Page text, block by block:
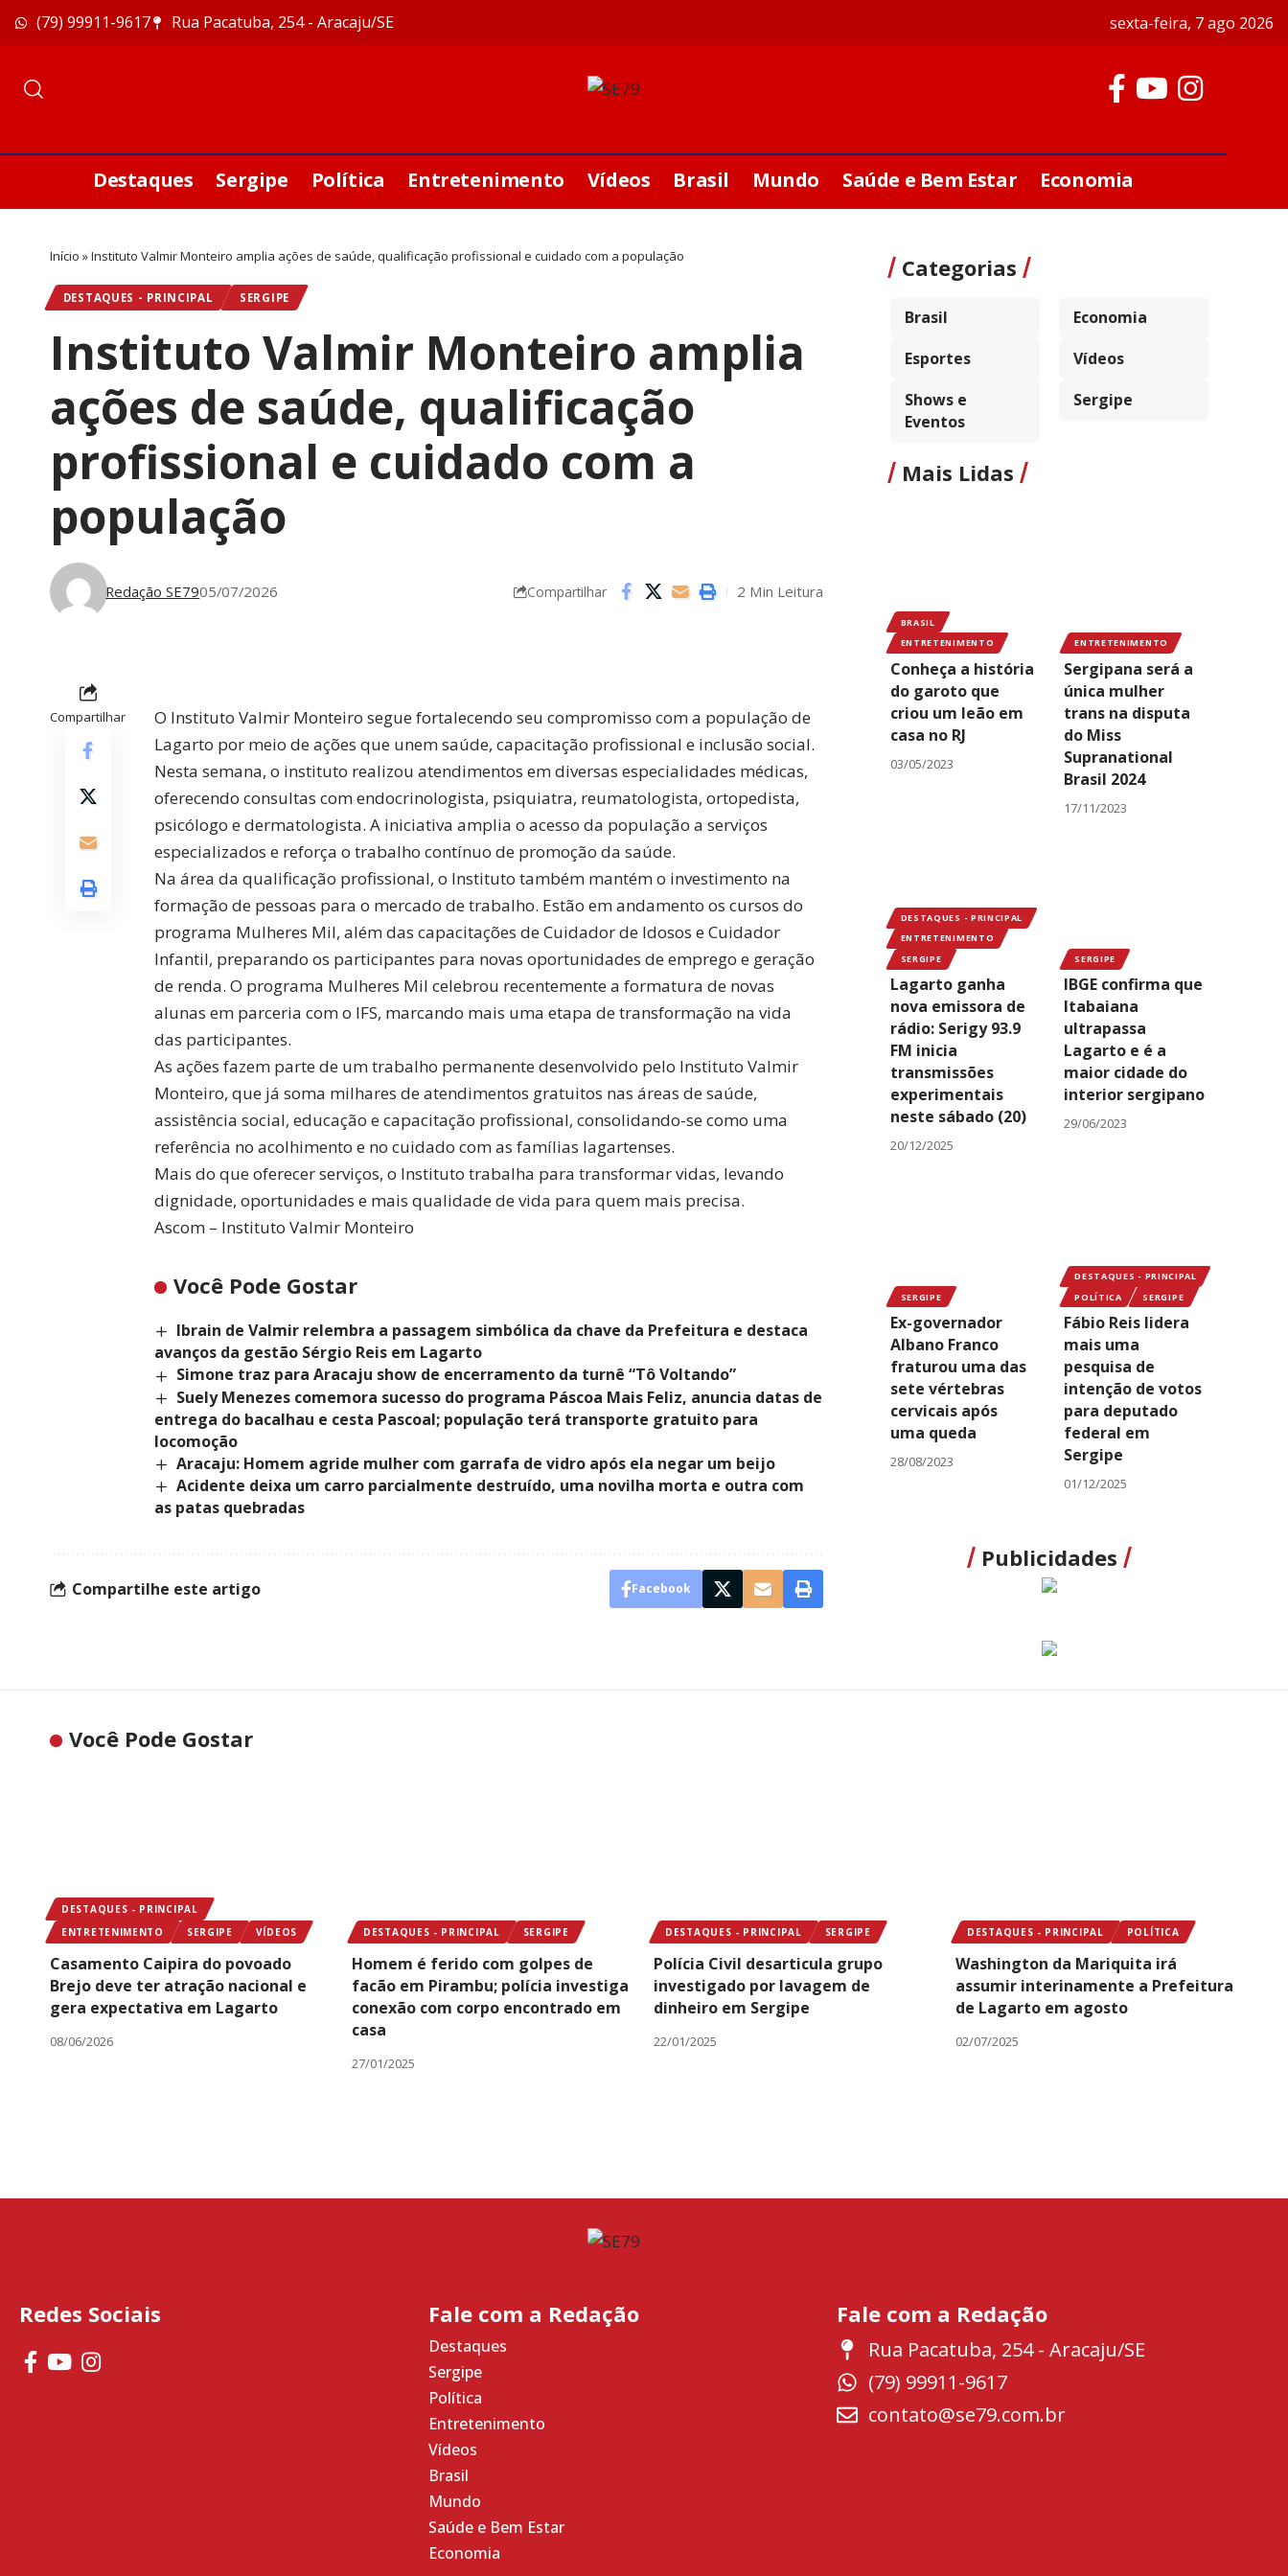
(79) 99911-9617 Rua Pacatuba, 254 - Aracaju/SE sexta-feira, 7 ago 2026
Destaques Sergipe Política Entretenimento Vídeos Brasil Mundo Saúde e Bem Estar Economia
Início »Instituto Valmir Monteiro amplia ações de saúde, qualificação profissional e cuidado com a população
DESTAQUES - PRINCIPAL SERGIPE
Instituto Valmir Monteiro amplia
ações de saúde, qualificação
profissional e cuidado com a
população
Redação SE7905/07/2026 Compartilhar 2 Min Leitura
Compartilhar
O Instituto Valmir Monteiro segue fortalecendo seu compromisso com a população de
Lagarto por meio de ações que unem saúde, capacitação profissional e inclusão social.
Nesta semana, o instituto realizou atendimentos em diversas especialidades médicas,
oferecendo consultas com endocrinologista, psiquiatra, reumatologista, ortopedista,
psicólogo e dermatologista. A iniciativa amplia o acesso da população a serviços
especializados e reforça o trabalho contínuo de promoção da saúde.
Na área da qualificação profissional, o Instituto também mantém o investimento na
formação de pessoas para o mercado de trabalho. Estão em andamento os cursos do
programa Mulheres Mil, além das capacitações de Cuidador de Idosos e Cuidador
Infantil, preparando os participantes para novas oportunidades de emprego e geração
de renda. O programa Mulheres Mil celebrou recentemente a formatura de novas
alunas em parceria com o IFS, marcando mais uma etapa de transformação na vida
das participantes.
As ações fazem parte de um trabalho permanente desenvolvido pelo Instituto Valmir
Monteiro, que já soma milhares de atendimentos gratuitos nas áreas de saúde,
assistência social, educação e capacitação profissional, consolidando-se como uma
referência no acolhimento e no cuidado com as famílias lagartenses.
Mais do que oferecer serviços, o Instituto trabalha para transformar vidas, levando
dignidade, oportunidades e mais qualidade de vida para quem mais precisa.
Ascom – Instituto Valmir Monteiro
Você Pode Gostar
Ibrain de Valmir relembra a passagem simbólica da chave da Prefeitura e destaca
avanços da gestão Sérgio Reis em Lagarto
Simone traz para Aracaju show de encerramento da turnê “Tô Voltando”
Suely Menezes comemora sucesso do programa Páscoa Mais Feliz, anuncia datas de
entrega do bacalhau e cesta Pascoal; população terá transporte gratuito para
locomoção
Aracaju: Homem agride mulher com garrafa de vidro após ela negar um beijo
Acidente deixa um carro parcialmente destruído, uma novilha morta e outra com
as patas quebradas
Compartilhe este artigo Facebook
Categorias
Brasil
Economia
Esportes
Vídeos
Shows e
Eventos
Sergipe
Mais Lidas
BRASIL
ENTRETENIMENTO
Conheça a história
do garoto que
criou um leão em
casa no RJ
03/05/2023
ENTRETENIMENTO
Sergipana será a
única mulher
trans na disputa
do Miss
Supranational
Brasil 2024
17/11/2023
DESTAQUES - PRINCIPAL
ENTRETENIMENTO
SERGIPE
Lagarto ganha
nova emissora de
rádio: Serigy 93.9
FM inicia
transmissões
experimentais
neste sábado (20)
20/12/2025
SERGIPE
IBGE confirma que
Itabaiana
ultrapassa
Lagarto e é a
maior cidade do
interior sergipano
29/06/2023
SERGIPE
Ex-governador
Albano Franco
fraturou uma das
sete vértebras
cervicais após
uma queda
28/08/2023
DESTAQUES - PRINCIPAL
POLÍTICA
SERGIPE
Fábio Reis lidera
mais uma
pesquisa de
intenção de votos
para deputado
federal em
Sergipe
01/12/2025
Publicidades
Você Pode Gostar
DESTAQUES - PRINCIPAL
ENTRETENIMENTO
SERGIPE VÍDEOS
Casamento Caipira do povoado
Brejo deve ter atração nacional e
gera expectativa em Lagarto
08/06/2026
DESTAQUES - PRINCIPAL SERGIPE
Homem é ferido com golpes de
facão em Pirambu; polícia investiga
conexão com corpo encontrado em
casa
27/01/2025
DESTAQUES - PRINCIPAL SERGIPE
Polícia Civil desarticula grupo
investigado por lavagem de
dinheiro em Sergipe
22/01/2025
DESTAQUES - PRINCIPAL POLÍTICA
Washington da Mariquita irá
assumir interinamente a Prefeitura
de Lagarto em agosto
02/07/2025
Redes Sociais Fale com a Redação
Destaques
Sergipe
Política
Entretenimento
Vídeos
Brasil
Mundo
Saúde e Bem Estar
Economia
Fale com a Redação
Rua Pacatuba, 254 - Aracaju/SE
(79) 99911-9617
contato@se79.com.br